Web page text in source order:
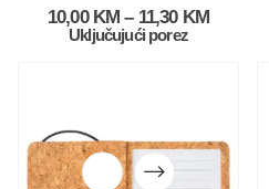
0out of 5
10,00 KM – 11,30 KM
Uključujući porez